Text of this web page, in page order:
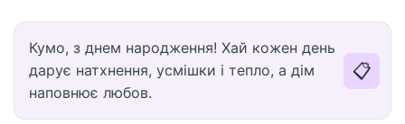
Кумо, з днем народження! Хай кожен день
дарує натхнення, усмішки і тепло, а дім
наповнює любов.
📋